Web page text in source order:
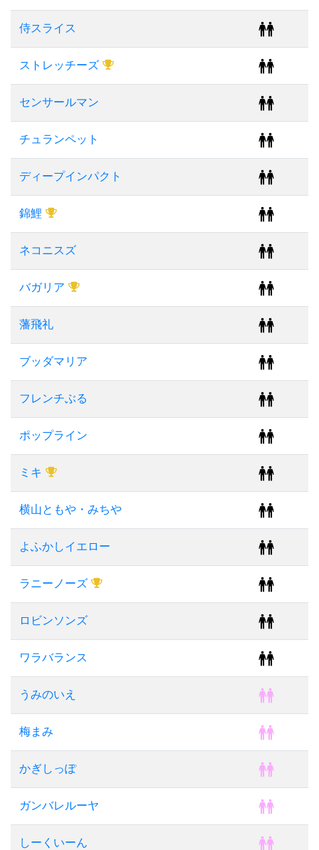
侍スライス
ストレッチーズ
センサールマン
チュランペット
ディープインパクト
錦鯉
ネコニスズ
バガリア
藩飛礼
ブッダマリア
フレンチぶる
ポップライン
ミキ
横山ともや・みちや
よふかしイエロー
ラニーノーズ
ロビンソンズ
ワラバランス
うみのいえ
梅まみ
かぎしっぽ
ガンバレルーヤ
しーくいーん